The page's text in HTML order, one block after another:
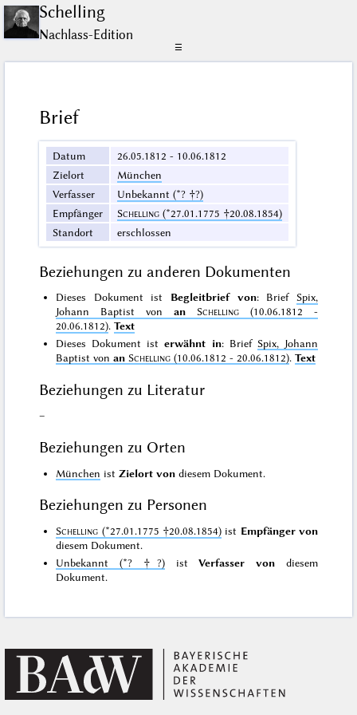
Schelling
Nachlass-Edition
☰
Brief
Datum
26.05.1812 - 10.06.1812
Zielort
München
Verfasser
Unbekannt (*? †?)
Empfänger
Schelling (*27.01.1775 †20.08.1854)
Standort
erschlossen
Beziehungen zu anderen Dokumenten
Dieses Dokument ist Begleitbrief von: Brief Spix,
Johann Baptist von an Schelling(10.06.1812 -
20.06.1812).Text
Dieses Dokument isterwähnt in: Brief Spix, Johann
Baptist vonan Schelling (10.06.1812 - 20.06.1812).Text
Beziehungen zu Literatur
–
Beziehungen zu Orten
München istZielort von diesem Dokument.
Beziehungen zu Personen
Schelling (*27.01.1775 †20.08.1854) ist Empfänger von
diesem Dokument.
Unbekannt (*? †?) istVerfasser von diesem
Dokument.